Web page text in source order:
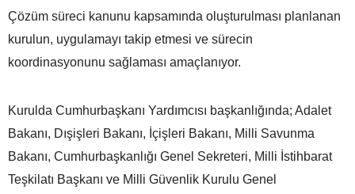
Çözüm süreci kanunu kapsamında oluşturulması planlanan
kurulun, uygulamayı takip etmesi ve sürecin
koordinasyonunu sağlaması amaçlanıyor.
Kurulda Cumhurbaşkanı Yardımcısı başkanlığında; Adalet
Bakanı, Dışişleri Bakanı, İçişleri Bakanı, Milli Savunma
Bakanı, Cumhurbaşkanlığı Genel Sekreteri, Milli İstihbarat
Teşkilatı Başkanı ve Milli Güvenlik Kurulu Genel